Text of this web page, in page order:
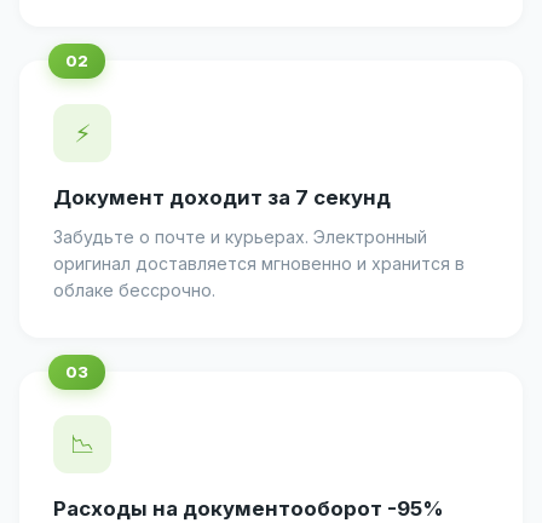
⚡
Документ доходит за 7 секунд
Забудьте о почте и курьерах. Электронный
оригинал доставляется мгновенно и хранится в
облаке бессрочно.
📉
Расходы на документооборот -95%